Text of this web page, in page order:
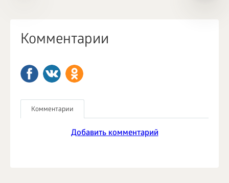
Комментарии
Комментарии
Добавить комментарий